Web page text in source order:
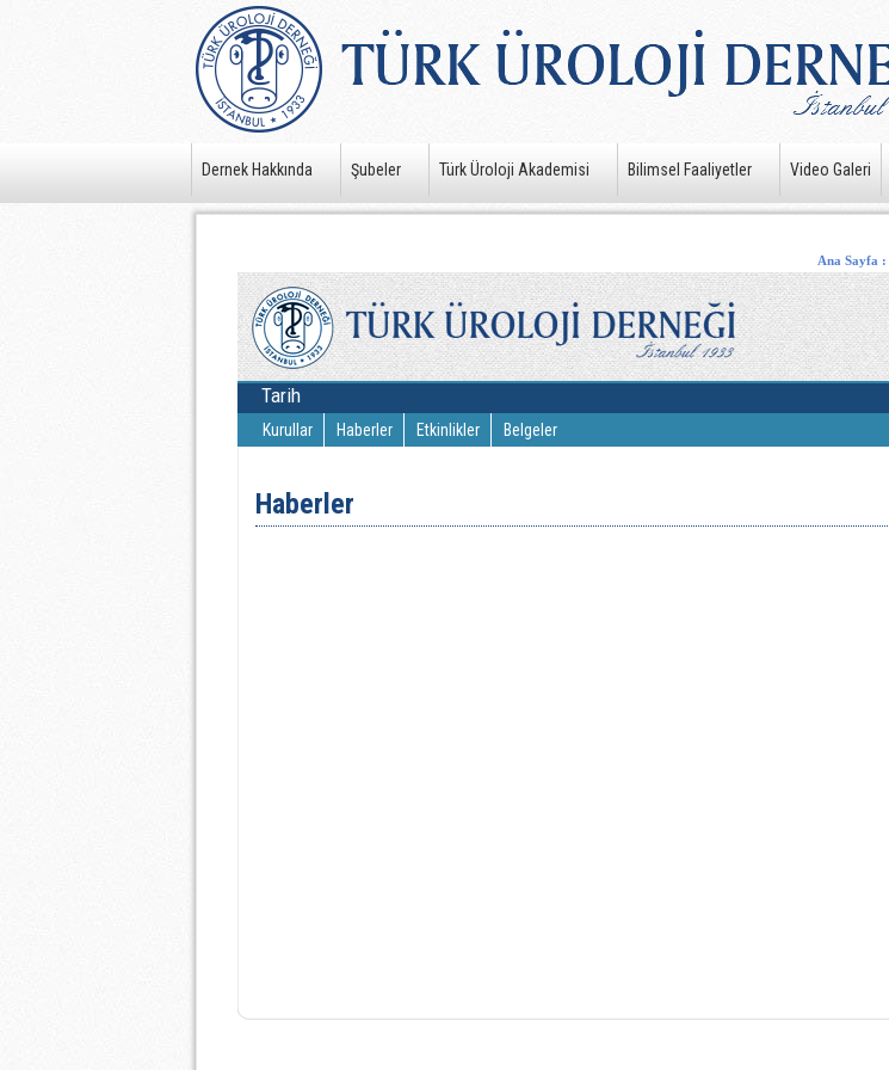
Dernek Hakkında Şubeler Türk Üroloji Akademisi Bilimsel Faaliyetler Video Galeri
Ana Sayfa :
Tarih
Kurullar Haberler Etkinlikler Belgeler
Haberler